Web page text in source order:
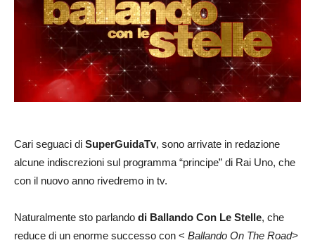
Cari seguaci di SuperGuidaTv, sono arrivate in redazione
alcune indiscrezioni sul programma “principe” di Rai Uno, che
con il nuovo anno rivedremo in tv.
Naturalmente sto parlando di Ballando Con Le Stelle, che
reduce di un enorme successo con < Ballando On The Road>